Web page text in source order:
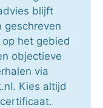
blijft
geschreven
het gebied
objectieve
via
Kies altijd